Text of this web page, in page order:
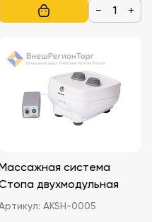
− +
система
двухмодульная
AKSH-0005